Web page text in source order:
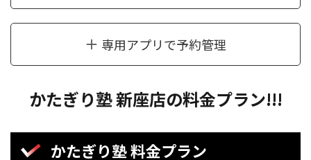
専用アプリで予約管理
かたぎり塾 新座店の料金プラン!!!
かたぎり塾 料金プラン